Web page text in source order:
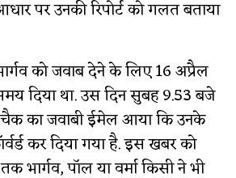
पर उनकी रिपोर्ट को गलत बताया
को जवाब देने के लिए 16 अप्रैल
दिया था. उस दिन सुबह 9.53 बजे
का जवाबी ईमेल आया कि उनके
कर दिया गया है. इस खबर को
भार्गव, पॉल या वर्मा किसी ने भी